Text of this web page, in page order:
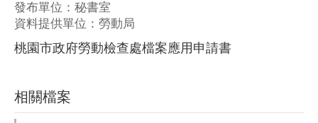
發布單位：秘書室
資料提供單位：勞動局
桃園市政府勞動檢查處檔案應用申請書
相關檔案